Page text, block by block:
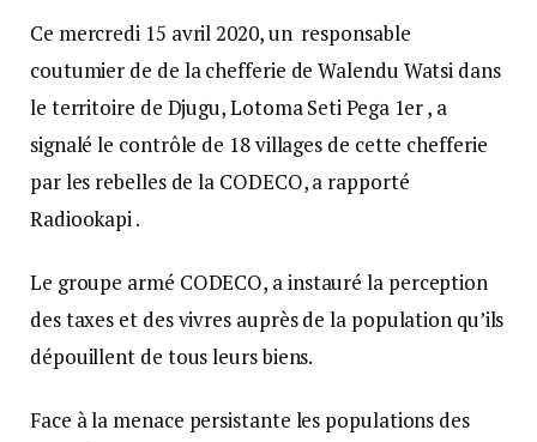
Ce mercredi 15 avril 2020, un responsable
coutumier de de la chefferie de Walendu Watsi dans
le territoire de Djugu, Lotoma Seti Pega 1er , a
signalé le contrôle de 18 villages de cette chefferie
par les rebelles de la CODECO, a rapporté
Radiookapi .
Le groupe armé CODECO, a instauré la perception
des taxes et des vivres auprès de la population qu’ils
dépouillent de tous leurs biens.
Face à la menace persistante les populations des